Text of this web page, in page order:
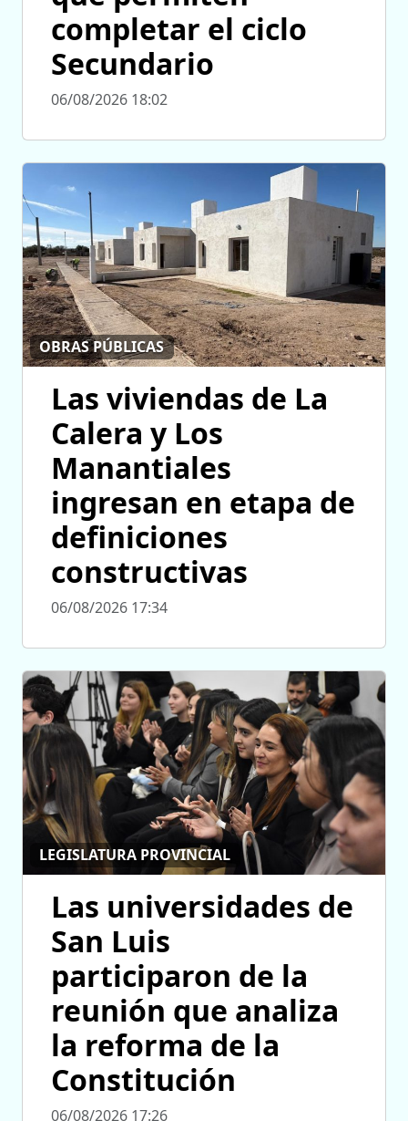
completar el ciclo
Secundario
06/08/2026 18:02
OBRAS PÚBLICAS
Las viviendas de La
Calera y Los
Manantiales
ingresan en etapa de
definiciones
constructivas
06/08/2026 17:34
LEGISLATURA PROVINCIAL
Las universidades de
San Luis
participaron de la
reunión que analiza
la reforma de la
Constitución
06/08/2026 17:26